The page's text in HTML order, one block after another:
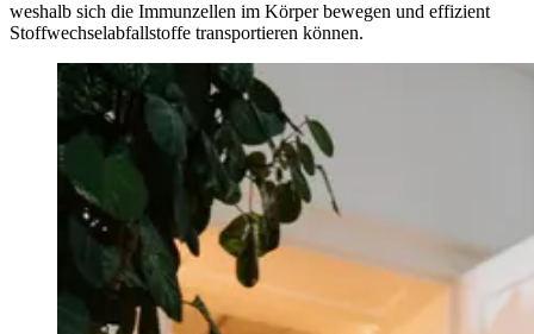
weshalb sich die Immunzellen im Körper bewegen und effizient
Stoffwechselabfallstoffe transportieren können.